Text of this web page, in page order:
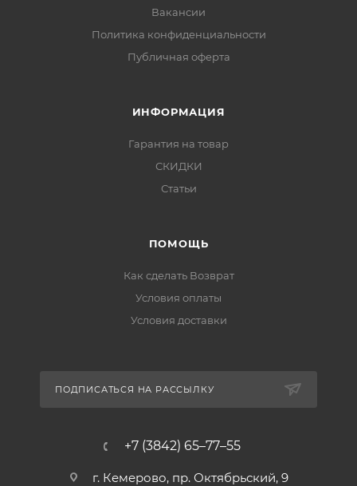
Вакансии
Политика конфиденциальности
Публичная оферта
ИНФОРМАЦИЯ
Гарантия на товар
СКИДКИ
Статьи
ПОМОЩЬ
Как сделать Возврат
Условия оплаты
Условия доставки
ПОДПИСАТЬСЯ НА РАССЫЛКУ
+7 (3842) 65–77–55
г. Кемерово, пр. Октябрьский, 9